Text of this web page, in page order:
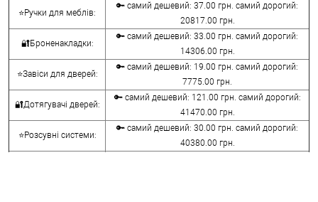
⭐Ручки для меблів:
🔑 самий дешевий: 37.00 грн. самий дорогий:
20817.00 грн.
🔐Броненакладки:
🔑 самий дешевий: 33.00 грн. самий дорогий:
14306.00 грн.
⭐Завіси для дверей:
🔑 самий дешевий: 19.00 грн. самий дорогий:
7775.00 грн.
🔐Дотягувачі дверей:
🔑 самий дешевий: 121.00 грн. самий дорогий:
41470.00 грн.
⭐Розсувні системи:
🔑 самий дешевий: 30.00 грн. самий дорогий:
40380.00 грн.